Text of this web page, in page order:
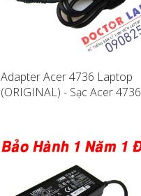
Adapter Acer 4736 Laptop
(ORIGINAL) - Sạc Acer 4736